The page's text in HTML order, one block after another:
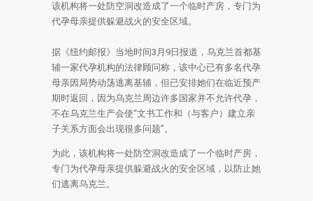
该机构将一处防空洞改造成了一个临时产房，专门为
代孕母亲提供躲避战火的安全区域。
据《纽约邮报》当地时间3月9日报道，乌克兰首都基
辅一家代孕机构的法律顾问称，该中心已有多名代孕
母亲因局势动荡逃离基辅，但已安排她们在临近预产
期时返回，因为乌克兰周边许多国家并不允许代孕，
不在乌克兰生产会使“文书工作和（与客户）建立亲
子关系方面会出现很多问题”。
为此，该机构将一处防空洞改造成了一个临时产房，
专门为代孕母亲提供躲避战火的安全区域，以防止她
们逃离乌克兰。